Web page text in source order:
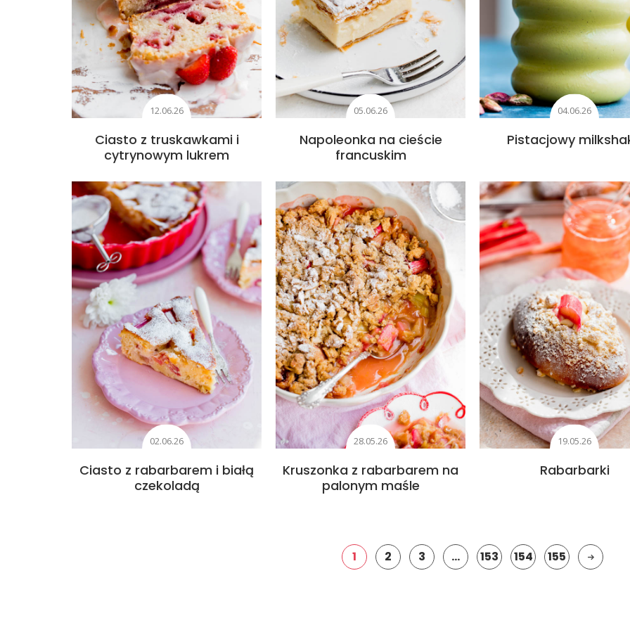
12.06.26
Ciasto z truskawkami i
cytrynowym lukrem
05.06.26
Napoleonka na cieście
francuskim
04.06.26
Pistacjowy
02.06.26
Ciasto z rabarbarem i białą
czekoladą
28.05.26
Kruszonka z rabarbarem na
palonym maśle
19.05.26
Rabarbarki
1 2 3 … 153 154 155